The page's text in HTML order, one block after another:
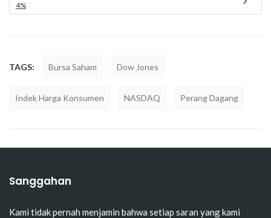
4%
TAGS: Bursa Saham Dow Jones
Indek Harga Konsumen NASDAQ Perang Dagang
Sanggahan
Kami tidak pernah menjamin bahwa setiap saran yang kami